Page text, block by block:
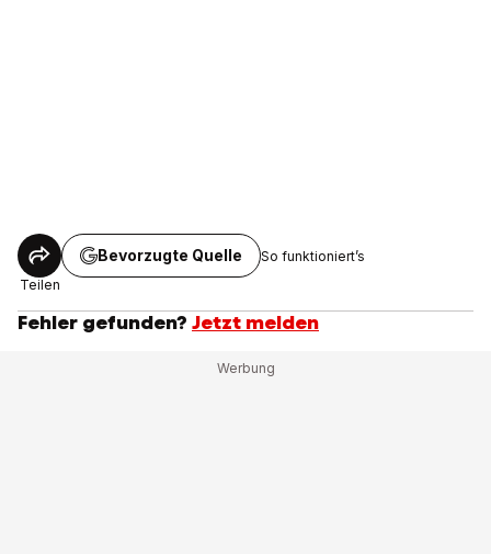
Teilen
Bevorzugte Quelle So funktioniert’s
Fehler gefunden? Jetzt melden